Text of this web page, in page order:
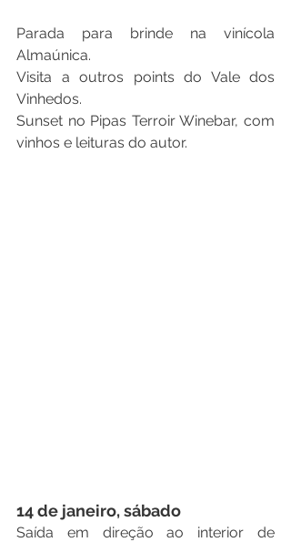
Parada para brinde na vinícola
Almaúnica.
Visita a outros points do Vale dos
Vinhedos.
Sunset no Pipas Terroir Winebar, com
vinhos e leituras do autor.
14 de janeiro, sábado
Saída em direção ao interior de